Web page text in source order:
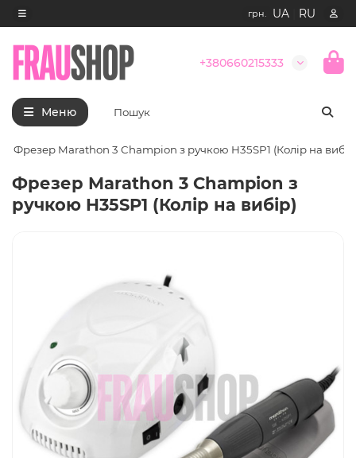
грн. UA RU
+380660215333
Меню
Фрезер Marathon 3 Champion з ручкою H35SP1 (Колір на
Фрезер Marathon 3 Champion з
ручкою H35SP1 (Колір на вибір)